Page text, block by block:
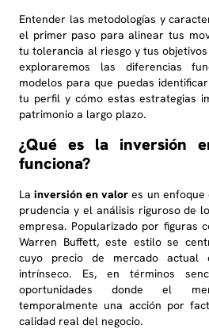
Entender las metodologías y
el primer paso para alinear tus
tu tolerancia al riesgo y tus
exploraremos las diferencias
modelos para que puedas
tu perfil y cómo estas estrategias
patrimonio a largo plazo.
¿Qué es la inversión
funciona?
Lainversión en valor es un enfoque
prudencia y el análisis riguroso de
empresa. Popularizado por figuras
Warren Buffett, este estilo se
cuyo precio de mercado
intrínseco. Es, en términos
oportunidades donde el
temporalmente una acción por
calidad real del negocio.